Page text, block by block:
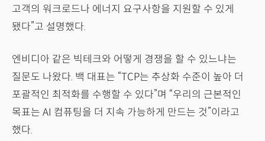
고객의 워크로드나 에너지 요구사항을 지원할 수 있게
됐다”고 설명했다.
엔비디아 같은 빅테크와 어떻게 경쟁을 할 수 있느냐는
질문도 나왔다. 백 대표는 “TCP는 추상화 수준이 높아 더
포괄적인 최적화를 수행할 수 있다”며 “우리의 근본적인
목표는 AI 컴퓨팅을 더 지속 가능하게 만드는 것”이라고
했다.